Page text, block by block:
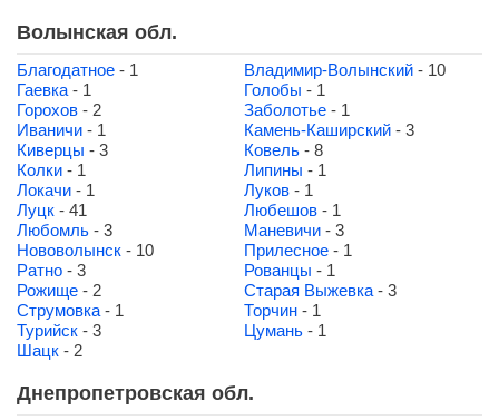
Волынская обл.
Благодатное - 1 Владимир-Волынский - 10
Гаевка - 1 Голобы - 1
Горохов - 2 Заболотье - 1
Иваничи - 1 Камень-Каширский - 3
Киверцы - 3 Ковель - 8
Колки - 1 Липины - 1
Локачи - 1 Луков - 1
Луцк - 41 Любешов - 1
Любомль - 3 Маневичи - 3
Нововолынск - 10 Прилесное - 1
Ратно - 3 Рованцы - 1
Рожище - 2 Старая Выжевка - 3
Струмовка - 1 Торчин - 1
Турийск - 3 Цумань - 1
Шацк - 2
Днепропетровская обл.